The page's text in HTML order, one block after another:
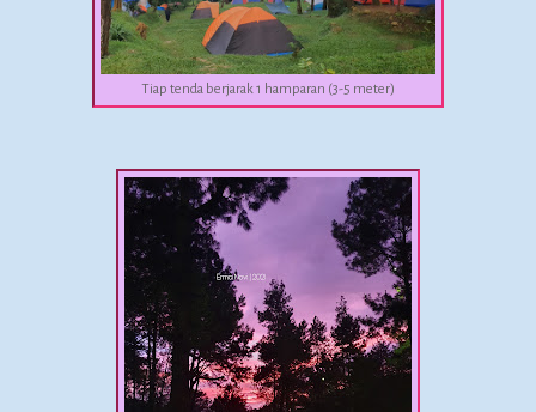
Tiap tenda berjarak 1 hamparan (3-5 meter)